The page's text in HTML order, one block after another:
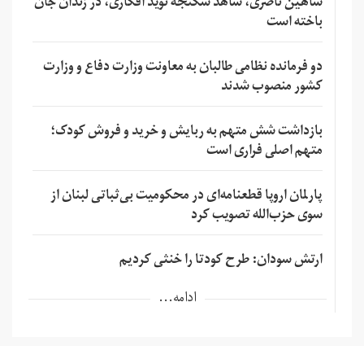
باخته است
دو فرمانده نظامی طالبان به معاونت وزارت دفاع و وزارت
کشور منصوب شدند
بازداشت شش متهم به ربایش و خرید و فروش کودک؛
متهم اصلی فراری است
پارلمان اروپا قطعنامه‌ای در محکومیت بی‌ثباتی لبنان از
سوی حزب‌الله تصویب کرد
ارتش سودان: طرح کودتا را خنثی کردیم
ادامه...